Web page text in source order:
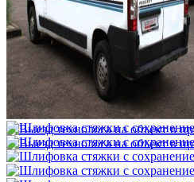
Выезд технолога на
3 500 ₽